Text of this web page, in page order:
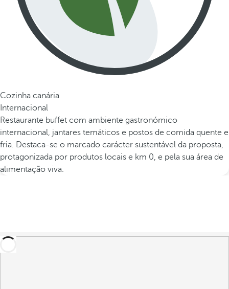
Cozinha canária
Internacional
Restaurante buffet com ambiente gastronómico
internacional, jantares temáticos e postos de comida quente e
fria. Destaca-se o marcado carácter sustentável da proposta,
protagonizada por produtos locais e km 0, e pela sua área de
alimentação viva.